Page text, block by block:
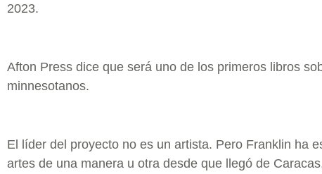
2023.
Afton Press dice que será uno de los primeros libros
minnesotanos.
El líder del proyecto no es un artista. Pero Franklin ha
artes de una manera u otra desde que llegó de